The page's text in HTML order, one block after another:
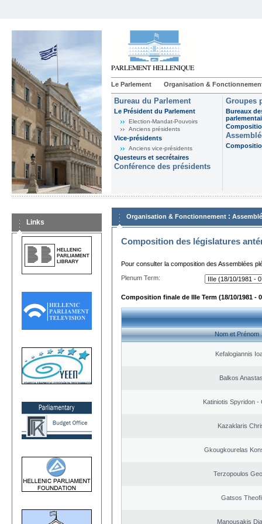
Le Parlement Organisation &
Bureau du Parlement
Le Président du Parlement
Election-Mandat-Pouvoirs
Anciens présidents
Vice-présidents
Anciens vice-présidents
Questeurs et secrétaires
Conférence des présidents
Groupes
Bureaux
Links
Organisation & Fonctionnement :
Composition des législatures
Pour consulter la composition des Assemblées
Plenum Term:
Composition finale de IIIe Term (18/10/1981 -
Nom et Prénom
Kefalogiannis
Balkos
Katiniotis Spyridon -
Kazaklaris
Gkougkourelas
Terzopoulos
Gatsos
Manousakis